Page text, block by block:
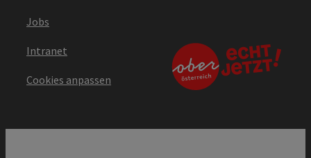
Jobs
Intranet
Cookies anpassen